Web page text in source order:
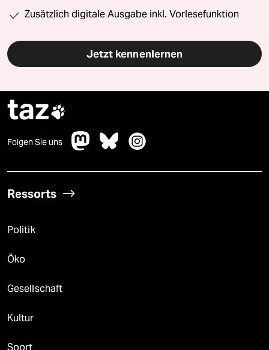
Zusätzlich digitale Ausgabe inkl. Vorlesefunktion
Jetzt kennenlernen
taz
Folgen Sie uns
Ressorts
Politik
Öko
Gesellschaft
Kultur
Sport